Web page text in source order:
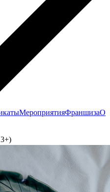
МероприятияФраншизаО